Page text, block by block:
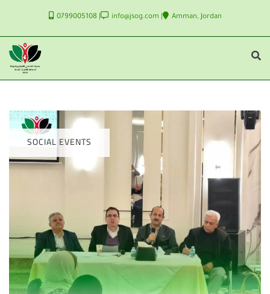
0799005108 info@jsog.com Amman, Jordan
SOCIAL EVENTS